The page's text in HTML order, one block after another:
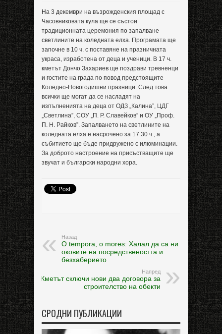
На 3 декември на възрожденския площад с
Часовниковата кула ще се състои
традиционната церемония по запалване
светлините на коледната елха. Програмата ще
започне в 10 ч. с поставяне на празничната
украса, изработена от деца и ученици. В 17 ч.
кметът Дончо Захариев ще поздрави тревненци
и гостите на града по повод предстоящите
Коледно-Новогодишни празници. След това
всички ще могат да се насладят на
изпълненията на деца от ОДЗ „Калина”, ЦДГ
„Светлина”, СОУ „П. Р. Славейков” и ОУ „Проф.
П. Н. Райков”. Запалването на светлините на
коледната елха е насрочено за 17.30 ч., а
събитието ще бъде придружено с илюминации.
За доброто настроение на присъстващите ще
звучат и български народни хора.
Назад
O tempora, o mores: Халал да са ни
оковите на посредствеността и
безхаберието
Напред
Кметът сключи нови два договора за
строителство на обекти
СРОДНИ ПУБЛИКАЦИИ